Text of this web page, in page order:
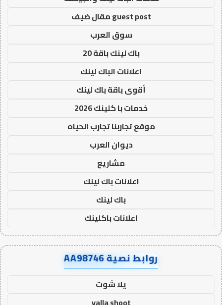
guest post مقال ضيف
سوق العرب
باك لينك باقة 20
اعلانات الباك لينك
أقوى باقة باك لينك
خدمات با كلينك 2026
موقع تجاربنا تجارب الحياه
ديوان العرب
مشاريع
اعلانات باك لينك
باك لينك
اعلانات باكلينك
روابط نصية AA98746
يلا شوت